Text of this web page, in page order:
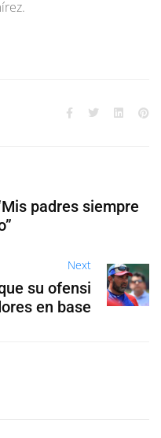
padres siempre
Next
su ofensi
en base